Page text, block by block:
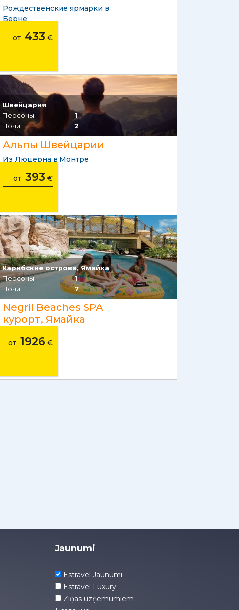
Рождественские ярмарки в
Берне
от 433 €
Швейцария
Персоны
1
Ночи
2
Альпы Швейцарии
Из Люцерна в Монтре
от 393 €
Карибские острова, Ямайка
Персоны
1
Ночи
7
Negril Beaches SPA
курорт, Ямайка
от 1926 €
Jaunumi
Estravel Jaunumi
Estravel Luxury
Ziņas uzņēmumiem